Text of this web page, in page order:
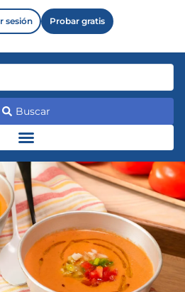
sesión Probar gratis
Buscar